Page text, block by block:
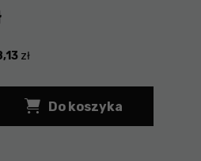
zł
Do koszyka
Micro-